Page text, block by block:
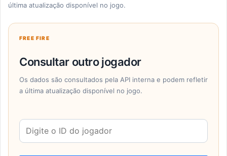
última atualização disponível no jogo.
FREE FIRE
Consultar outro jogador
Os dados são consultados pela API interna e podem refletir
a última atualização disponível no jogo.
do
jogador